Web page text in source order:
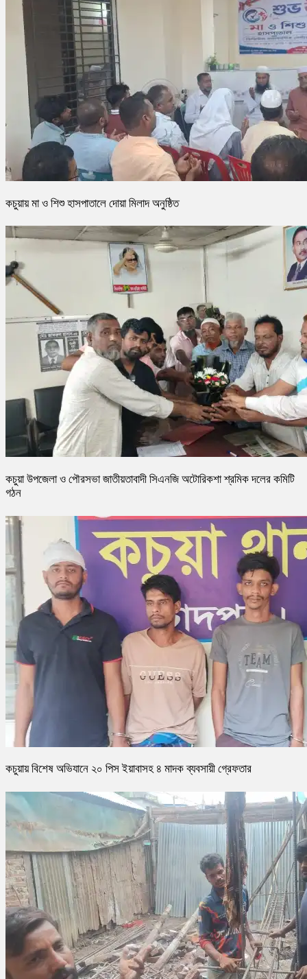
কচুয়ায় মা ও শিশু হাসপাতালে দোয়া মিলাদ অনুষ্ঠিত
কচুয়া উপজেলা ও পৌরসভা জাতীয়তাবাদী সিএনজি অটোরিকশা শ্রমিক দলের কমিটি
গঠন
কচুয়ায় বিশেষ অভিযানে ২০ পিস ইয়াবাসহ ৪ মাদক ব্যবসায়ী গ্রেফতার